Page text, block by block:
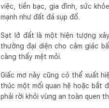
việc, tiền bạc, gia đình, sức
mạnh như đất đá sụp đổ.
Sạt lở đất là một hiện tượng
thường đại diện cho cảm giác
càng thấy mệt mỏi.
Giấc mơ này cũng có thể xuất
thúc một mối quan hệ hoặc bắt
phải rời khỏi vùng an toàn quen